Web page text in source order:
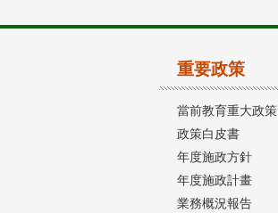
重要政策
當前教育重大政策
政策白皮書
年度施政方針
年度施政計畫
業務概況報告